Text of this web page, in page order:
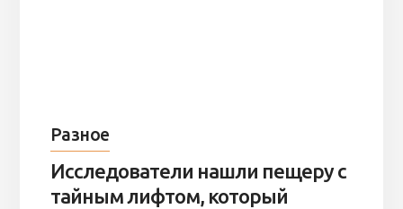
Разное
Исследователи нашли пещеру с
тайным лифтом, который